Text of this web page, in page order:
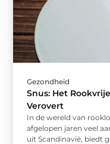
Gezondheid
Snus: Het
Verovert
In de wereld van
afgelopen jaren veel
uit Scandinavië, biedt